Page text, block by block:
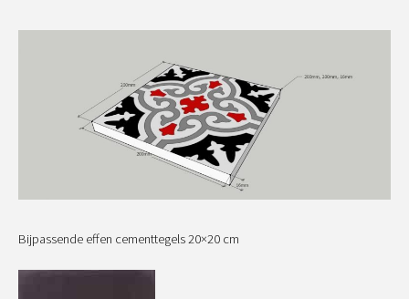
Bijpassende effen cementtegels 20×20 cm